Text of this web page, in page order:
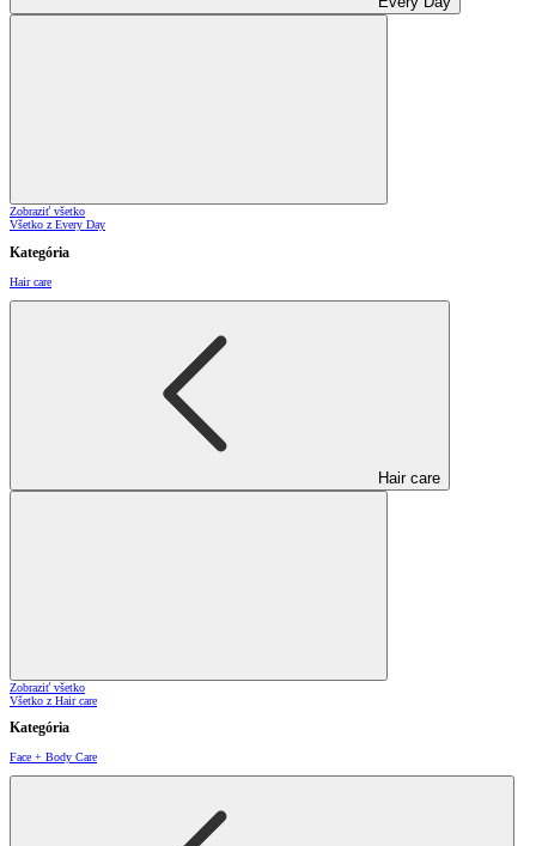
Zobraziť všetko
Všetko z Every Day
Kategória
Hair care
Hair care
Zobraziť všetko
Všetko z Hair care
Kategória
Face + Body Care